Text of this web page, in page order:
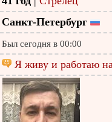
Санкт-Петербург
Был сегодня в 00:00
Я живу и работаю